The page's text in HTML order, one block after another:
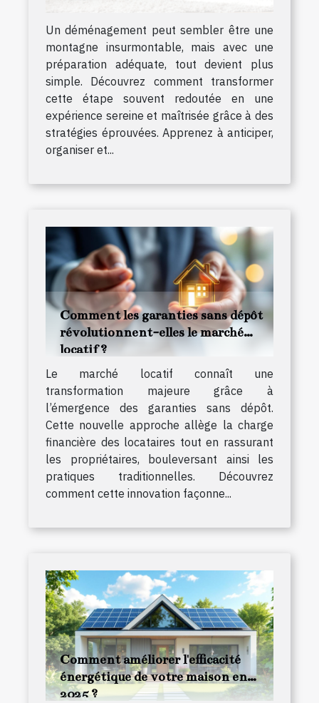
Un déménagement peut sembler être une
montagne insurmontable, mais avec une
préparation adéquate, tout devient plus
simple. Découvrez comment transformer
cette étape souvent redoutée en une
expérience sereine et maîtrisée grâce à des
stratégies éprouvées. Apprenez à anticiper,
organiser et...
Comment les garanties sans dépôt
révolutionnent-elles le marché
locatif ?
Le marché locatif connaît une
transformation majeure grâce à
l’émergence des garanties sans dépôt.
Cette nouvelle approche allège la charge
financière des locataires tout en rassurant
les propriétaires, bouleversant ainsi les
pratiques traditionnelles. Découvrez
comment cette innovation façonne...
Comment améliorer l'efficacité
énergétique de votre maison en
2025 ?